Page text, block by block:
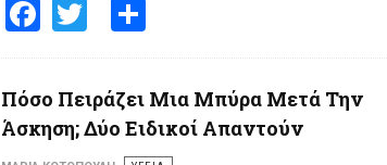
Facebook
Twitter
Πόσο Πειράζει Μια Μπύρα Μετά Την
Άσκηση; Δύο Ειδικοί Απαντούν